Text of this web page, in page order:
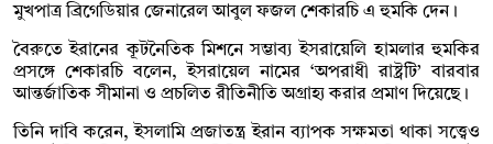
মুখপাত্র ব্রিগেডিয়ার জেনারেল আবুল ফজল শেকারচি এ হুমকি দেন।
বৈরুতে ইরানের কূটনৈতিক মিশনে সম্ভাব্য ইসরায়েলি হামলার হুমকির
প্রসঙ্গে শেকারচি বলেন, ইসরায়েল নামের ‘অপরাধী রাষ্ট্রটি’ বারবার
আন্তর্জাতিক সীমানা ও প্রচলিত রীতিনীতি অগ্রাহ্য করার প্রমাণ দিয়েছে।
তিনি দাবি করেন, ইসলামি প্রজাতন্ত্র ইরান ব্যাপক সক্ষমতা থাকা সত্ত্বেও